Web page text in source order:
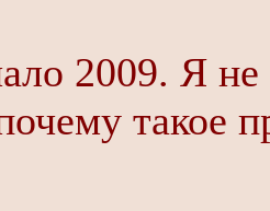
2009. Я
такое